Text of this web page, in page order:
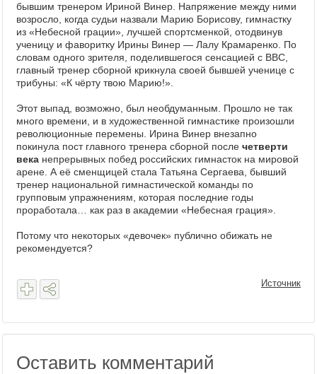
бывшим тренером Ириной Винер. Напряжение между ними
возросло, когда судьи назвали Марию Борисову, гимнастку
из «Небесной грации», лучшей спортсменкой, отодвинув
ученицу и фаворитку Ирины Винер — Лалу Крамаренко. По
словам одного зрителя, поделившегося сенсацией с BBC,
главный тренер сборной крикнула своей бывшей ученице с
трибуны: «К чёрту твою Марию!».
Этот выпад, возможно, был необдуманным. Прошло не так
много времени, и в художественной гимнастике произошли
революционные перемены. Ирина Винер внезапно
покинула пост главного тренера сборной после четверти
века непрерывных побед российских гимнасток на мировой
арене. А её сменщицей стала Татьяна Сергаева, бывший
тренер национальной гимнастической команды по
групповым упражнениям, которая последние годы
проработала… как раз в академии «Небесная грация».
Потому что некоторых «девочек» публично обижать не
рекомендуется?
Источник
Оставить комментарий